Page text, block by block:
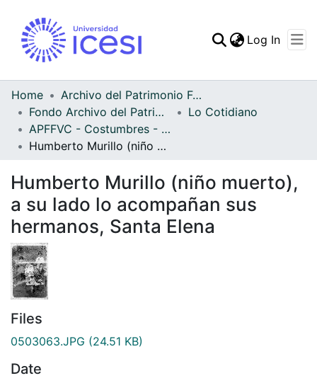
Statistics
Log In
Home
Archivo del Patrimonio Fotográfico y Fílmico del Valle del Cauca
Fondo Archivo del Patrimonio Fotográfico y Fílmico del Valle del Cauca
Lo Cotidiano
APFFVC - Costumbres - Patrimonial
Humberto Murillo (niño muerto), a su lado lo acompañan sus hermanos, Santa Elena
Humberto Murillo (niño muerto),
a su lado lo acompañan sus
hermanos, Santa Elena
Files
0503063.JPG (24.51 KB)
Date